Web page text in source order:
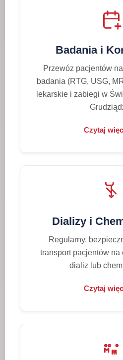
Badania i
Przewóz pacjentów
badania (RTG, USG,
lekarskie i zabiegi w
Czytaj
Dializy i
Regularny,
transport pacjentów
dializ lub
Czytaj